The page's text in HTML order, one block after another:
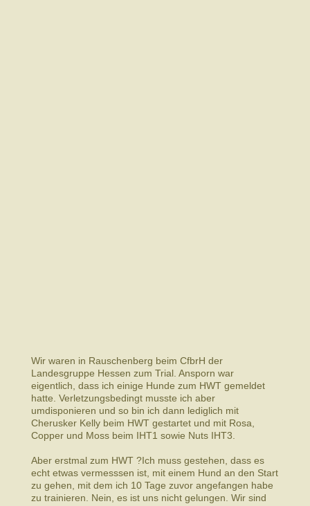
Wir waren in Rauschenberg beim CfbrH der
Landesgruppe Hessen zum Trial. Ansporn war
eigentlich, dass ich einige Hunde zum HWT gemeldet
hatte. Verletzungsbedingt musste ich aber
umdisponieren und so bin ich dann lediglich mit
Cherusker Kelly beim HWT gestartet und mit Rosa,
Copper und Moss beim IHT1 sowie Nuts IHT3.
Aber erstmal zum HWT ?Ich muss gestehen, dass es
echt etwas vermesssen ist, mit einem Hund an den Start
zu gehen, mit dem ich 10 Tage zuvor angefangen habe
zu trainieren. Nein, es ist uns nicht gelungen. Wir sind